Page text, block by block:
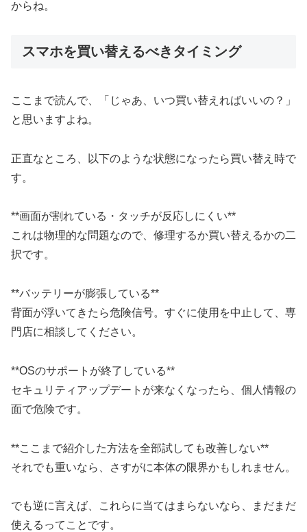
からね。
スマホを買い替えるべきタイミング
ここまで読んで、「じゃあ、いつ買い替えればいいの？」
と思いますよね。
正直なところ、以下のような状態になったら買い替え時で
す。
**画面が割れている・タッチが反応しにくい**
これは物理的な問題なので、修理するか買い替えるかの二
択です。
**バッテリーが膨張している**
背面が浮いてきたら危険信号。すぐに使用を中止して、専
門店に相談してください。
**OSのサポートが終了している**
セキュリティアップデートが来なくなったら、個人情報の
面で危険です。
**ここまで紹介した方法を全部試しても改善しない**
それでも重いなら、さすがに本体の限界かもしれません。
でも逆に言えば、これらに当てはまらないなら、まだまだ
使えるってことです。